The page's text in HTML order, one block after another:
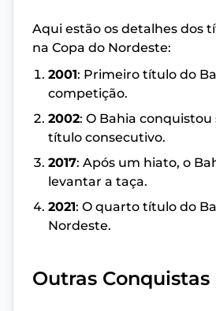
Aqui estão os detalhes dos
na Copa do Nordeste:
2001: Primeiro título do
competição.
2002: O Bahia
título consecutivo.
2017: Após um hiato, o
levantar a taça.
2021: O quarto título do
Nordeste.
Outras Conquistas